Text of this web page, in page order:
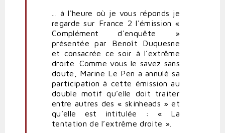
vérifié)... à l'heure où je vous réponds je
regarde sur France 2 l'émission «
Complément d'enquête »
présentée par Benoît Duquesne
et consacrée ce soir à l’extrême
droite. Comme vous le savez sans
doute, Marine Le Pen a annulé sa
participation à cette émission au
double motif qu’elle doit traiter
entre autres des « skinheads » et
qu’elle est intitulée : « La
tentation de l’extrême droite ».